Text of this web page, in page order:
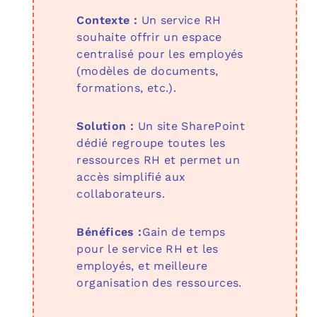
Contexte : Un service RH
souhaite offrir un espace
centralisé pour les employés
(modèles de documents,
formations, etc.).
Solution : Un site SharePoint
dédié regroupe toutes les
ressources RH et permet un
accès simplifié aux
collaborateurs.
Bénéfices :Gain de temps
pour le service RH et les
employés, et meilleure
organisation des ressources.